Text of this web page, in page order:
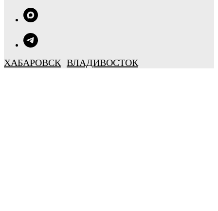
ХАБАРОВСК ВЛАДИВОСТОК